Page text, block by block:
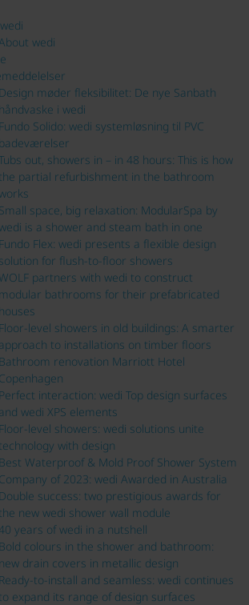
wedi
Design møder fleksibilitet: De nye Sanbath
håndvaske i wedi
Fundo Solido: wedi systemløsning til PVC
badeværelser
out, showers in – in 48 hours: This is how
the partial refurbishment in the bathroom
Small space, big relaxation: ModularSpa by
is a shower and steam bath in one
Fundo Flex: wedi presents a flexible design
solution for flush-to-floor showers
partners with wedi to construct
modular bathrooms for their prefabricated
houses
Floor-level showers in old buildings: A smarter
approach to installations on timber floors
Bathroom renovation Marriott Hotel
Copenhagen
Perfect interaction: wedi Top design surfaces
and wedi XPS elements
Floor-level showers: wedi solutions unite
technology with design
Best Waterproof & Mold Proof Shower System
Company of 2023: wedi Awarded in Australia
Double success: two prestigious awards for
the new wedi shower wall module
40 years of wedi in a nutshell
Bold colours in the shower and bathroom:
new drain covers in metallic design
Ready-to-install and seamless: wedi continues
to expand its range of design surfaces